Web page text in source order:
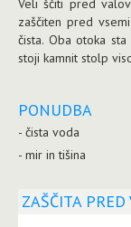
Veli ščiti pred
zaščiten pred
čista. Oba otoka
stoji kamnit stolp
PONUDBA
- čista voda
- mir in tišina
ZAŠČITA